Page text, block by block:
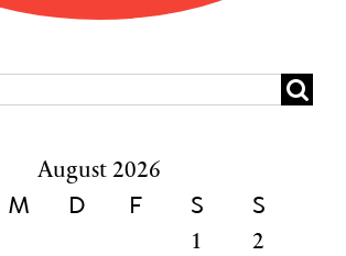
August 2026
M D F S S
1
2